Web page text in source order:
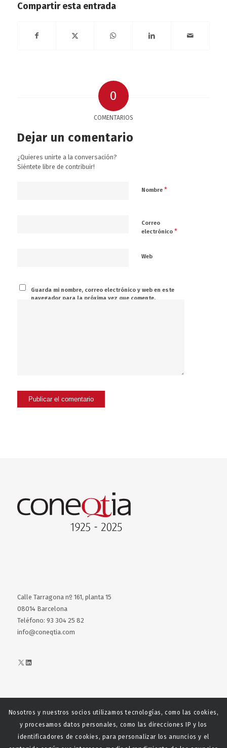
Compartir esta entrada
0
COMENTARIOS
Dejar un comentario
¿Quieres unirte a la conversación?
Siéntete libre de contribuir!
Nombre *
Correo
electrónico *
Web
Guarda mi nombre, correo electrónico y web en este
navegador para la próxima vez que comente.
Calle Tarragona nº 161, planta 15
08014 Barcelona
Teléfono: 93 304 25 82
info@coneqtia.com
X LinkedIn
Web realizada con el patrocinio del Centro Español del Centro
Español de Derechos Reprofráficos
Nosotros y nuestros socios utilizamos tecnologías, como las cookies,
y procesamos datos personales, como las direcciones IP y los
identificadores de cookies, para personalizar los anuncios y el